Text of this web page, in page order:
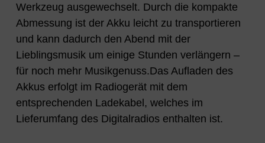
Werkzeug ausgewechselt. Durch die kompakte
Abmessung ist der Akku leicht zu transportieren
und kann dadurch den Abend mit der
Lieblingsmusik um einige Stunden verlängern –
für noch mehr Musikgenuss.Das Aufladen des
Akkus erfolgt im Radiogerät mit dem
entsprechenden Ladekabel, welches im
Lieferumfang des Digitalradios enthalten ist.